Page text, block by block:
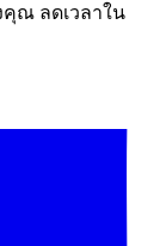
ณ ลดเวลาใน